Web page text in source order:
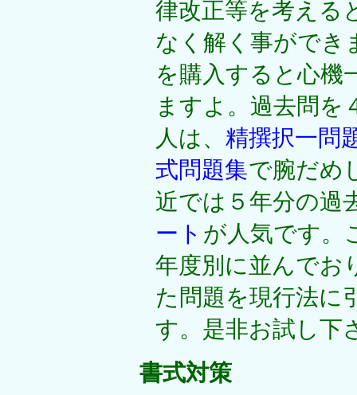
律改正等を考える
なく解く事ができ
を購入すると心機
ますよ。過去問を
人は、 精撰択一問
式問題集で腕だめ
近では５年分の過
ート が人気です。
年度別に並んでお
た問題を現行法に
す。是非お試し下
書式対策